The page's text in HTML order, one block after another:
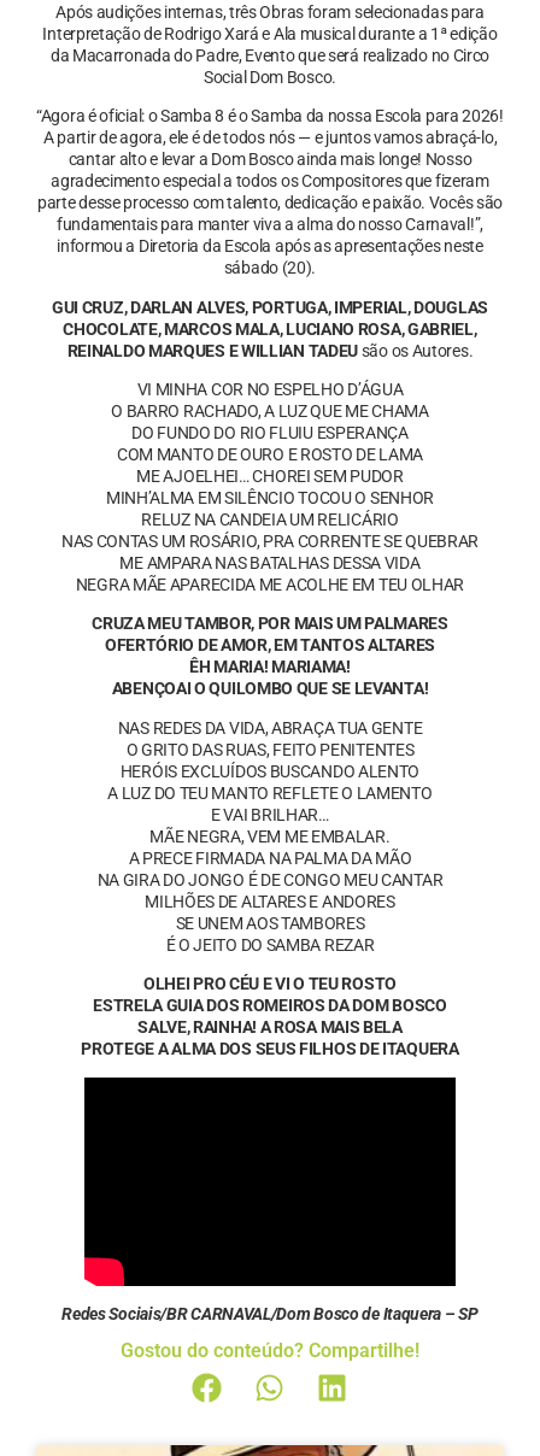
Após audições internas, três Obras foram selecionadas para
Interpretação de Rodrigo Xará e Ala musical durante a 1ª edição
da Macarronada do Padre, Evento que será realizado no Circo
Social Dom Bosco.
“Agora é oficial: o Samba 8 é o Samba da nossa Escola para 2026!
A partir de agora, ele é de todos nós — e juntos vamos abraçá-lo,
cantar alto e levar a Dom Bosco ainda mais longe! Nosso
agradecimento especial a todos os Compositores que fizeram
parte desse processo com talento, dedicação e paixão. Vocês são
fundamentais para manter viva a alma do nosso Carnaval!”,
informou a Diretoria da Escola após as apresentações neste
sábado (20).
GUI CRUZ, DARLAN ALVES, PORTUGA, IMPERIAL, DOUGLAS
CHOCOLATE, MARCOS MALA, LUCIANO ROSA, GABRIEL,
REINALDO MARQUES E WILLIAN TADEUsão os Autores.
VI MINHA COR NO ESPELHO D’ÁGUA
O BARRO RACHADO, A LUZ QUE ME CHAMA
DO FUNDO DO RIO FLUIU ESPERANÇA
COM MANTO DE OURO E ROSTO DE LAMA
ME AJOELHEI… CHOREI SEM PUDOR
MINH’ALMA EM SILÊNCIO TOCOU O SENHOR
RELUZ NA CANDEIA UM RELICÁRIO
NAS CONTAS UM ROSÁRIO, PRA CORRENTE SE QUEBRAR
ME AMPARA NAS BATALHAS DESSA VIDA
NEGRA MÃE APARECIDA ME ACOLHE EM TEU OLHAR
CRUZA MEU TAMBOR, POR MAIS UM PALMARES
OFERTÓRIO DE AMOR, EM TANTOS ALTARES
ÊH MARIA! MARIAMA!
ABENÇOAI O QUILOMBO QUE SE LEVANTA!
NAS REDES DA VIDA, ABRAÇA TUA GENTE
O GRITO DAS RUAS, FEITO PENITENTES
HERÓIS EXCLUÍDOS BUSCANDO ALENTO
A LUZ DO TEU MANTO REFLETE O LAMENTO
E VAI BRILHAR…
MÃE NEGRA, VEM ME EMBALAR.
A PRECE FIRMADA NA PALMA DA MÃO
NA GIRA DO JONGO É DE CONGO MEU CANTAR
MILHÕES DE ALTARES E ANDORES
SE UNEM AOS TAMBORES
É O JEITO DO SAMBA REZAR
OLHEI PRO CÉU E VI O TEU ROSTO
ESTRELA GUIA DOS ROMEIROS DA DOM BOSCO
SALVE, RAINHA! A ROSA MAIS BELA
PROTEGE A ALMA DOS SEUS FILHOS DE ITAQUERA
Redes Sociais/BR CARNAVAL/Dom Bosco de Itaquera – SP
Gostou do conteúdo? Compartilhe!